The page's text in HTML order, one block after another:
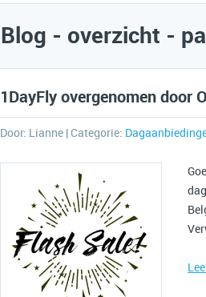
Blog - overzicht -
1DayFly overgenomen door
Door: Lianne | Categorie: